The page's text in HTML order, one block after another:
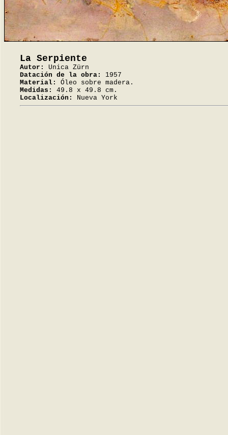
La Serpiente
Autor:
Unica Zürn
Datación de la obra:
1957
Material:
Óleo sobre madera.
Medidas:
49.8 x 49.8 cm.
Localización:
Nueva York